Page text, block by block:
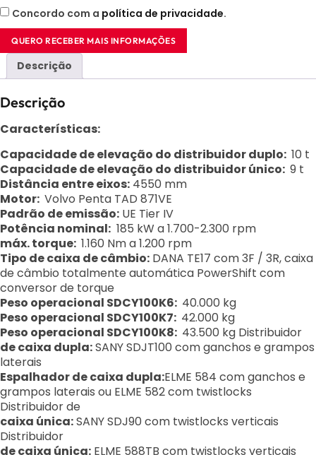
Concordo com a política de privacidade.
QUERO RECEBER MAIS INFORMAÇÕES
Descrição
Descrição
Características:
Capacidade de elevação do distribuidor duplo: 10 t
Capacidade de elevação do distribuidor único: 9 t
Distância entre eixos: 4550 mm
Motor: Volvo Penta TAD 871VE
Padrão de emissão: UE Tier IV
Potência nominal: 185 kW a 1.700-2.300 rpm
máx. torque: 1.160 Nm a 1.200 rpm
Tipo de caixa de câmbio: DANA TE17 com 3F / 3R, caixa
de câmbio totalmente automática PowerShift com
conversor de torque
Peso operacional SDCY100K6: 40.000 kg
Peso operacional SDCY100K7: 42.000 kg
Peso operacional SDCY100K8: 43.500 kg Distribuidor
de caixa dupla:SANY SDJT100 com ganchos e grampos
laterais
Espalhador de caixa dupla:ELME 584 com ganchos e
grampos laterais ou ELME 582 com twistlocks
Distribuidor de
caixa única:SANY SDJ90 com twistlocks verticais
Distribuidor
de caixa única: ELME 588TB com twistlocks verticais